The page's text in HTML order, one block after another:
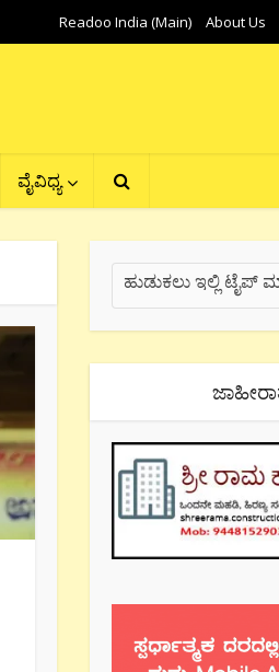
Readoo India (Main) About Us
ವೈವಿಧ್ಯ